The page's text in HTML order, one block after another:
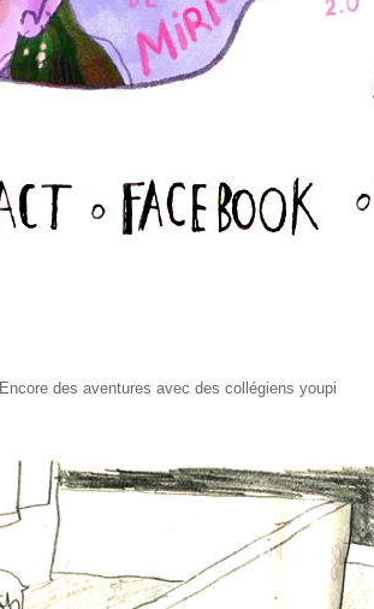
Encore des aventures avec des collégiens youpi